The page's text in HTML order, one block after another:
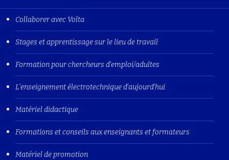
Collaborer avec Volta
Stages et apprentissage sur le lieu de travail
Formation pour chercheurs d'emploi/adultes
L'enseignement électrotechnique d'aujourd'hui
Matériel didactique
Formations et conseils aux enseignants et formateurs
Matériel de promotion